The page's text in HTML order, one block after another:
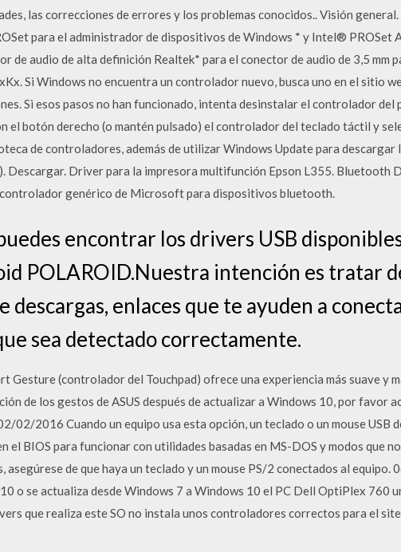
las correcciones de errores y los problemas conocidos.. Visión
para el administrador de dispositivos de Windows * y Intel®
de audio de alta definición Realtek* para el conector de audio de 3,5
Si Windows no encuentra un controlador nuevo, busca uno en el sitio
Si esos pasos no han funcionado, intenta desinstalar el controlador
el botón derecho (o mantén pulsado) el controlador del teclado táctil y
de controladores, además de utilizar Windows Update para descargar
Descargar. Driver para la impresora multifunción Epson L355. Bluetooth
genérico de Microsoft para dispositivos bluetooth.
encontrar los drivers USB
POLAROID.Nuestra intención es tratar
descargas, enlaces que te ayuden a
sea detectado correctamente.
Gesture (controlador del Touchpad) ofrece una experiencia más suave y
de los gestos de ASUS después de actualizar a Windows 10, por favor
02/2016 Cuando un equipo usa esta opción, un teclado o un mouse USB
el BIOS para funcionar con utilidades basadas en MS-DOS y modos que
asegúrese de que haya un teclado y un mouse PS/2 conectados al
o se actualiza desde Windows 7 a Windows 10 el PC Dell OptiPlex 760
que realiza este SO no instala unos controladores correctos para el